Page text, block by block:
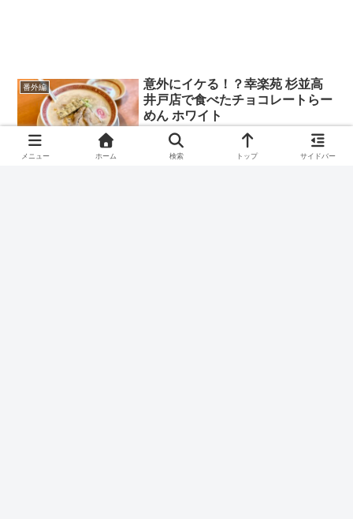
番外編
意外にイケる！？幸楽苑 杉並高
井戸店で食べたチョコレートらー
めん ホワイト
2022.02.11
メニュー ホーム 検索 トップ サイドバー